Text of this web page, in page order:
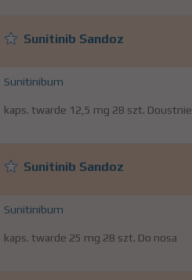
Sunitinib Sandoz
Sunitinibum
kaps. twarde 12,5 mg 28 szt. Doustnie
Sunitinib Sandoz
Sunitinibum
kaps. twarde 25 mg 28 szt. Do nosa